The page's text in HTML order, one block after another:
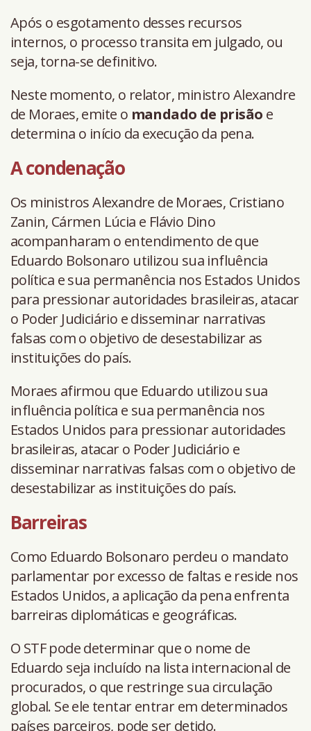
Após o esgotamento desses recursos
internos, o processo transita em julgado, ou
seja, torna-se definitivo.
Neste momento, o relator, ministro Alexandre
de Moraes, emite o mandado de prisão e
determina o início da execução da pena.
A condenação
Os ministros Alexandre de Moraes, Cristiano
Zanin, Cármen Lúcia e Flávio Dino
acompanharam o entendimento de que
Eduardo Bolsonaro utilizou sua influência
política e sua permanência nos Estados Unidos
para pressionar autoridades brasileiras, atacar
o Poder Judiciário e disseminar narrativas
falsas com o objetivo de desestabilizar as
instituições do país.
Moraes afirmou que Eduardo utilizou sua
influência política e sua permanência nos
Estados Unidos para pressionar autoridades
brasileiras, atacar o Poder Judiciário e
disseminar narrativas falsas com o objetivo de
desestabilizar as instituições do país.
Barreiras
Como Eduardo Bolsonaro perdeu o mandato
parlamentar por excesso de faltas e reside nos
Estados Unidos, a aplicação da pena enfrenta
barreiras diplomáticas e geográficas.
O STF pode determinar que o nome de
Eduardo seja incluído na lista internacional de
procurados, o que restringe sua circulação
global. Se ele tentar entrar em determinados
países parceiros, pode ser detido.